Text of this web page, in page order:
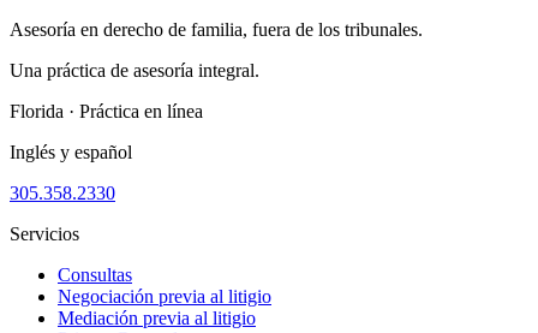
Asesoría en derecho de familia, fuera de los tribunales.
Una práctica de asesoría integral.
Florida · Práctica en línea
Inglés y español
305.358.2330
Servicios
Consultas
Negociación previa al litigio
Mediación previa al litigio